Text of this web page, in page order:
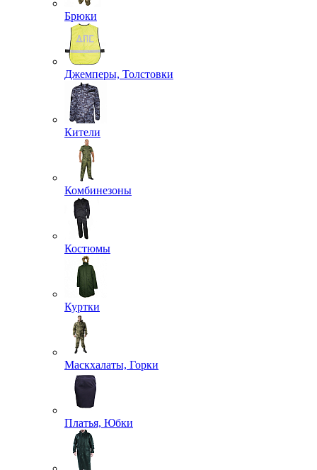
Брюки
Джемперы, Толстовки
Кители
Комбинезоны
Костюмы
Куртки
Маскхалаты, Горки
Платья, Юбки